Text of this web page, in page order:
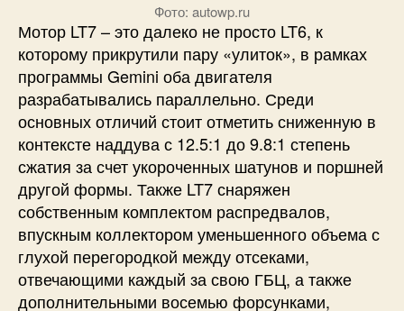
Фото: autowp.ru
Мотор LT7 – это далеко не просто LT6, к
которому прикрутили пару «улиток», в рамках
программы Gemini оба двигателя
разрабатывались параллельно. Среди
основных отличий стоит отметить сниженную в
контексте наддува с 12.5:1 до 9.8:1 степень
сжатия за счет укороченных шатунов и поршней
другой формы. Также LT7 снаряжен
собственным комплектом распредвалов,
впускным коллектором уменьшенного объема с
глухой перегородкой между отсеками,
отвечающими каждый за свою ГБЦ, а также
дополнительными восемью форсунками,